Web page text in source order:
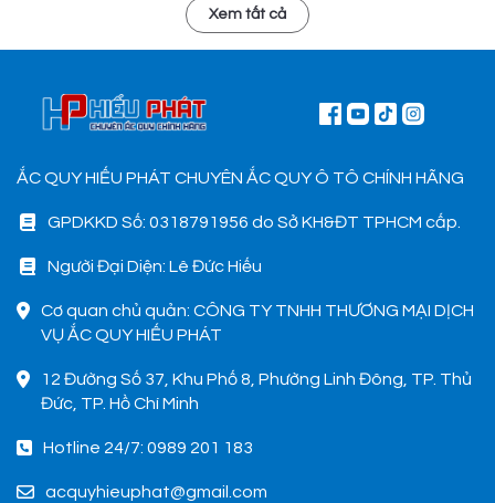
Xem tất cả
ẮC QUY HIẾU PHÁT CHUYÊN ẮC QUY Ô TÔ CHÍNH HÃNG
GPDKKD Số: 0318791956 do Sở KH&ĐT TPHCM cấp.
Người Đại Diện: Lê Đức Hiếu
Cơ quan chủ quản: CÔNG TY TNHH THƯƠNG MẠI DỊCH
VỤ ẮC QUY HIẾU PHÁT
12 Đường Số 37, Khu Phố 8, Phường Linh Đông, TP. Thủ
Đức, TP. Hồ Chí Minh
Hotline 24/7: 0989 201 183
acquyhieuphat@gmail.com